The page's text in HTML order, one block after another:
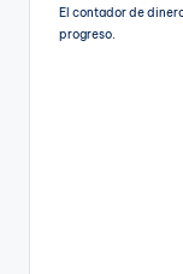
El contador de
progreso.